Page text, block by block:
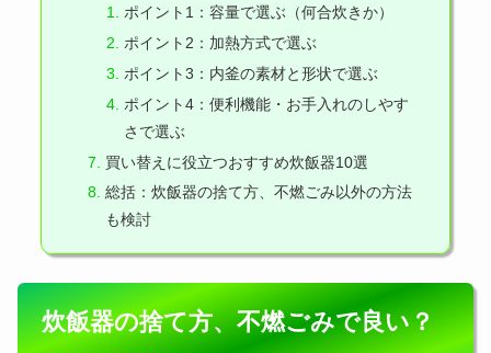
ポイント1：容量で選ぶ（何合炊きか）
ポイント2：加熱方式で選ぶ
ポイント3：内釜の素材と形状で選ぶ
ポイント4：便利機能・お手入れのしやす
さで選ぶ
買い替えに役立つおすすめ炊飯器10選
総括：炊飯器の捨て方、不燃ごみ以外の方法
も検討
炊飯器の捨て方、不燃ごみで良い？